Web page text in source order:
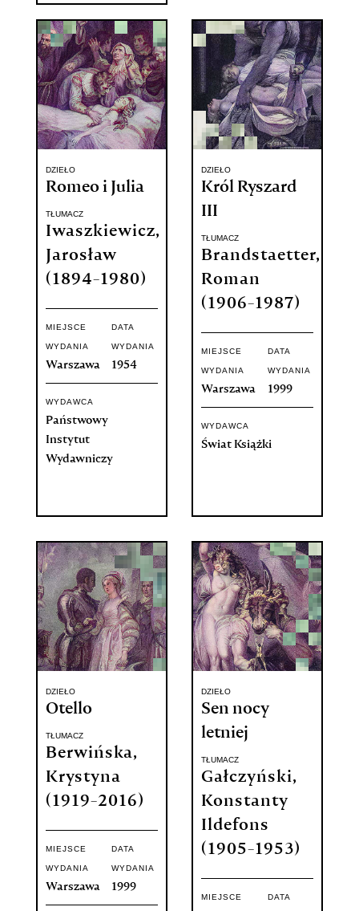
DZIEŁO
Romeo i Julia
TŁUMACZ
Iwaszkiewicz,
Jarosław
(1894-1980)
MIEJSCE
WYDANIA
Warszawa
DATA
WYDANIA
1954
WYDAWCA
Państwowy
Instytut
Wydawniczy
DZIEŁO
Król Ryszard
III
TŁUMACZ
Brandstaetter,
Roman
(1906-1987)
MIEJSCE
WYDANIA
Warszawa
DATA
WYDANIA
1999
WYDAWCA
Świat Książki
DZIEŁO
Otello
TŁUMACZ
Berwińska,
Krystyna
(1919-2016)
MIEJSCE
WYDANIA
Warszawa
DATA
WYDANIA
1999
DZIEŁO
Sen nocy
letniej
TŁUMACZ
Gałczyński,
Konstanty
Ildefons
(1905-1953)
MIEJSCE DATA